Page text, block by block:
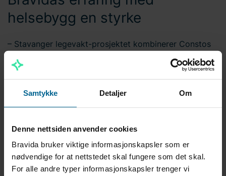
Samtykke Detaljer Om
Denne nettsiden anvender cookies
Bravida bruker viktige informasjonskapsler som er
nødvendige for at nettstedet skal fungere som det skal.
For alle andre typer informasjonskapsler trenger vi
helsebygg en styrke
– Stavanger legevakt-prosjektet kombinerer Constos
gjennomføringsevne med Bravidas tekniske styrke. Vi
leverer kvalitet og bærekraft – med tydelig kundeverdi
prosjektsjef i Consto.
den samlede vurderingen.
– Deres erfaring fra helsebygg styrker både
prosjekteringen og byggefasen. Bravida har nylig